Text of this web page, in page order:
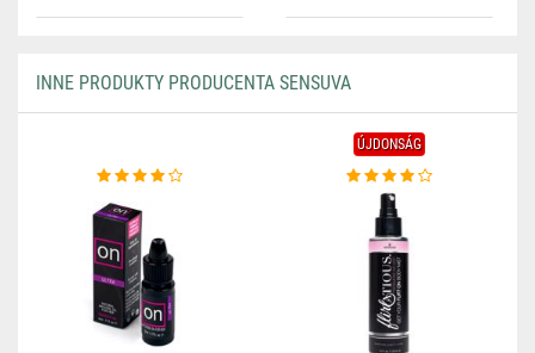
INNE PRODUKTY PRODUCENTA SENSUVA
ÚJDONSÁG